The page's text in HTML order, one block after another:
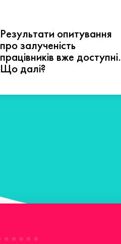
Результати опитування
про залученість
працівників вже доступні.
Що далі?